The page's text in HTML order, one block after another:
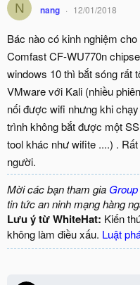
N nang 12/01/2018
Bác nào có kinh nghiệm
Comfast CF-WU770n
windows 10 thì bắt sóng rất
VMware với Kali (nhiều
nối được wifi nhưng khi
trình không bắt được một
tool khác như wifite ....) .
người.
Mời các bạn tham gia
tin tức an ninh mạng hàng
Lưu ý từ WhiteHat: Kiến
không làm điều xấu. Luật